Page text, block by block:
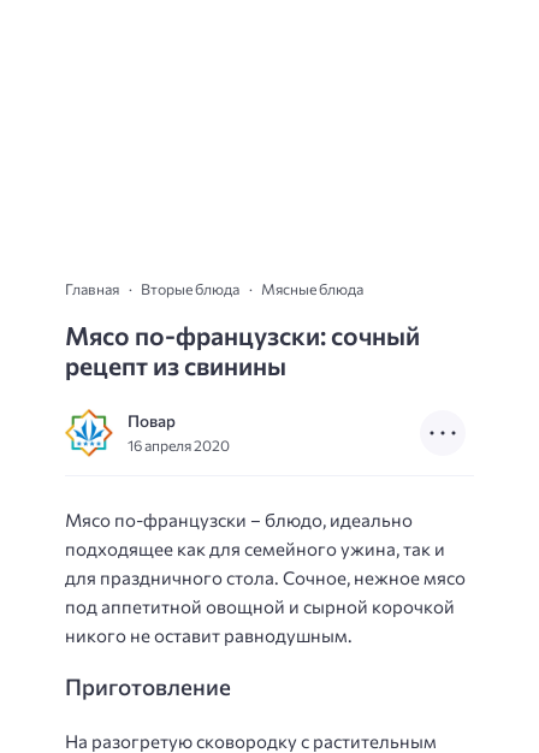
Главная Вторые блюда Мясные блюда
Мясо по-французски: сочный
рецепт из свинины
Повар
16 апреля 2020
Мясо по-французски – блюдо, идеально
подходящее как для семейного ужина, так и
для праздничного стола. Сочное, нежное мясо
под аппетитной овощной и сырной корочкой
никого не оставит равнодушным.
Приготовление
На разогретую сковородку с растительным